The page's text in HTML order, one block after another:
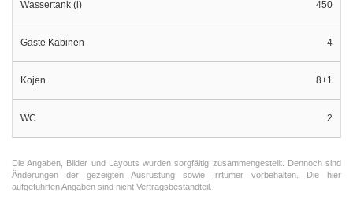
Wassertank (l) 450
Gäste Kabinen 4
Kojen 8+1
WC 2
Die Angaben, Bilder und Layouts wurden sorgfältig zusammengestellt. Dennoch sind
Änderungen der gezeigten Ausrüstung sowie Irrtümer vorbehalten. Die hier
aufgeführten Angaben sind nicht Vertragsbestandteil.